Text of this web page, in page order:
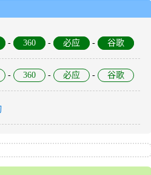
- 360 - 必应 - 谷歌
- 360 - 必应 - 谷歌